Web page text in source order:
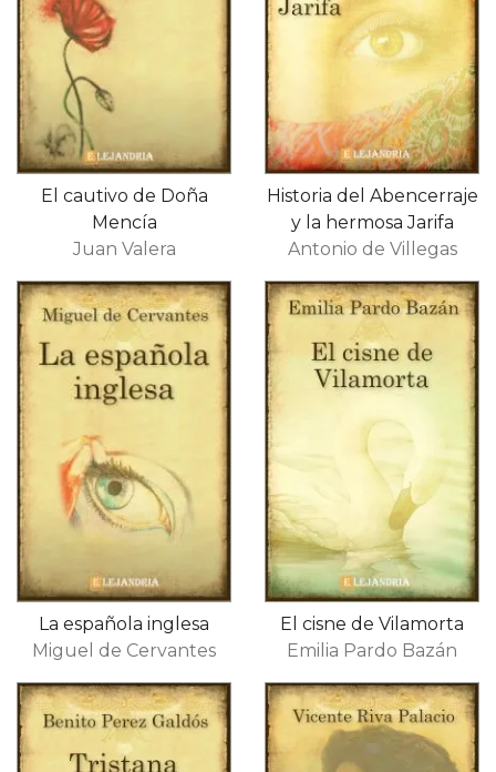
El cautivo de Doña
Mencía
Juan Valera
Historia del Abencerraje
y la hermosa Jarifa
Antonio de Villegas
La española inglesa
Miguel de Cervantes
El cisne de Vilamorta
Emilia Pardo Bazán